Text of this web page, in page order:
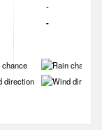
-
-
-
-